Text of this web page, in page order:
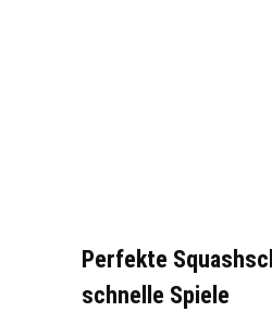
Perfekte
schnelle Spiele